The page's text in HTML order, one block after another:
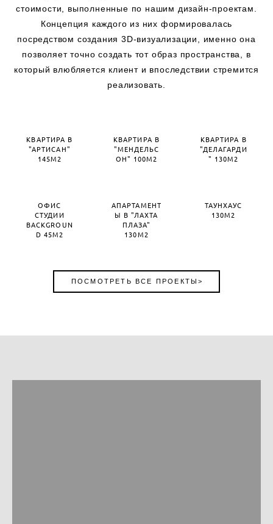
стоимости, выполненные по нашим дизайн-проектам.
Концепция каждого из них формировалась
посредством создания 3D-визуализации, именно она
позволяет точно создать тот образ пространства, в
который влюбляется клиент и впоследствии стремится
реализовать.
КВАРТИРА В
"АРТИСАН"
145М2
КВАРТИРА В
"МЕНДЕЛЬС
ОН" 100М2
КВАРТИРА В
"ДЕЛАГАРДИ
" 130М2
ОФИС
СТУДИИ
BACKGROUN
D 45М2
АПАРТАМЕНТ
Ы В "ЛАХТА
ПЛАЗА"
130М2
ТАУНХАУС
130М2
ПОСМОТРЕТЬ ВСЕ ПРОЕКТЫ>